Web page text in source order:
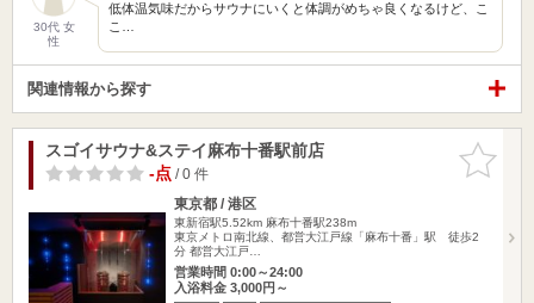
30代 女
性
低体温気味だからサウナにいくと体調がめちゃ良くなるけど、こ
こ…
関連情報から探す
お気に入
りに追加
スゴイサウナ&ステイ麻布十番駅前店
-点/ 0 件
東京都 / 港区
東新宿駅5.52km 麻布十番駅238m
東京メトロ南北線、都営大江戸線「麻布十番」駅 徒歩2
分 都営大江戸…
営業時間 0:00～24:00
入浴料金 3,000円～